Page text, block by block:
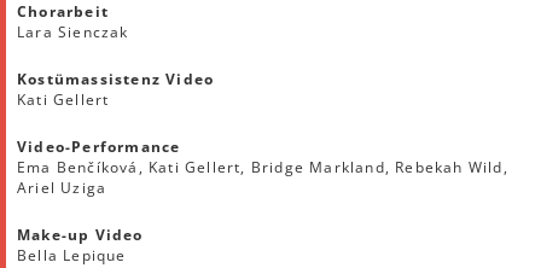
Chorarbeit
Lara Sienczak
Kostümassistenz Video
Kati Gellert
Video-Performance
Ema Benčíková, Kati Gellert, Bridge Markland, Rebekah Wild,
Ariel Uziga
Make-up Video
Bella Lepique